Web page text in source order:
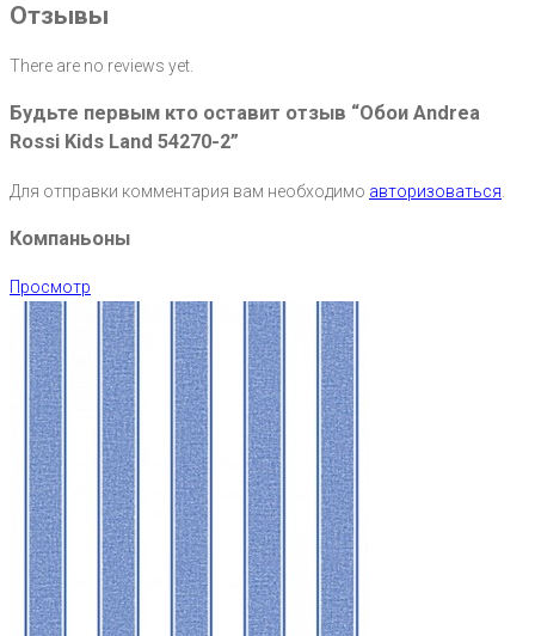
Отзывы
There are no reviews yet.
Будьте первым кто оставит отзыв “Обои Andrea
Rossi Kids Land 54270-2”
Для отправки комментария вам необходимо авторизоваться
Компаньоны
Просмотр